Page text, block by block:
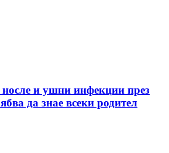
и ушни инфекции през
да знае всеки родител